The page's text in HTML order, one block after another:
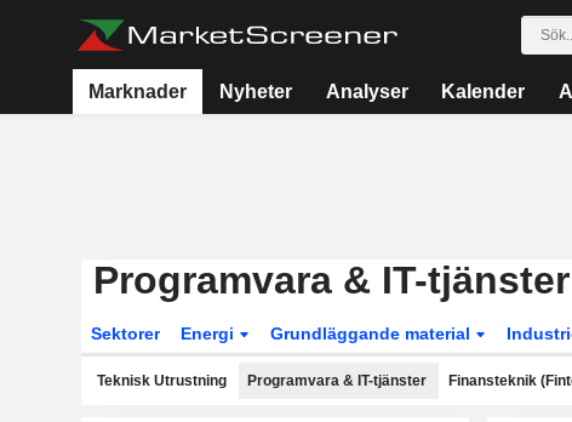
Marknader Nyheter Analyser Kalender
Programvara & IT-tjänster
Sektorer Energi Grundläggande material
Teknisk Utrustning Programvara & IT-tjänster Finansteknik